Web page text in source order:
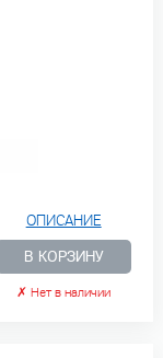
ОПИСАНИЕ
В КОРЗИНУ
✗ Нет в наличии